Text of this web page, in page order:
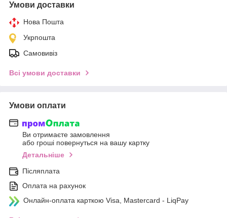
Умови доставки
Нова Пошта
Укрпошта
Самовивіз
Всі умови доставки
Умови оплати
Ви отримаєте замовлення
або гроші повернуться на вашу картку
Детальніше
Післяплата
Оплата на рахунок
Онлайн-оплата карткою Visa, Mastercard - LiqPay